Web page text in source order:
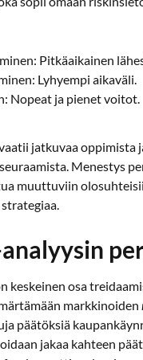
Pitkäaikainen
Lyhyempi aikaväli.
Nopeat ja pienet voitot.
jatkuvaa oppimista
Menestys
muuttuviin
keskeinen osa
markkinoiden
päätöksiä
jakaa kahteen